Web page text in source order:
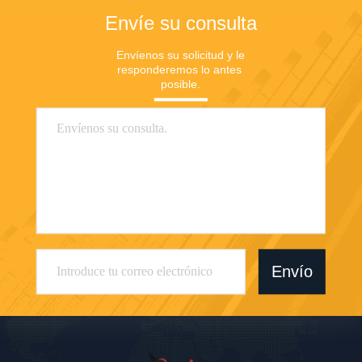
Envíe su consulta
Envíenos su solicitud y le
responderemos lo antes
posible.
Envío